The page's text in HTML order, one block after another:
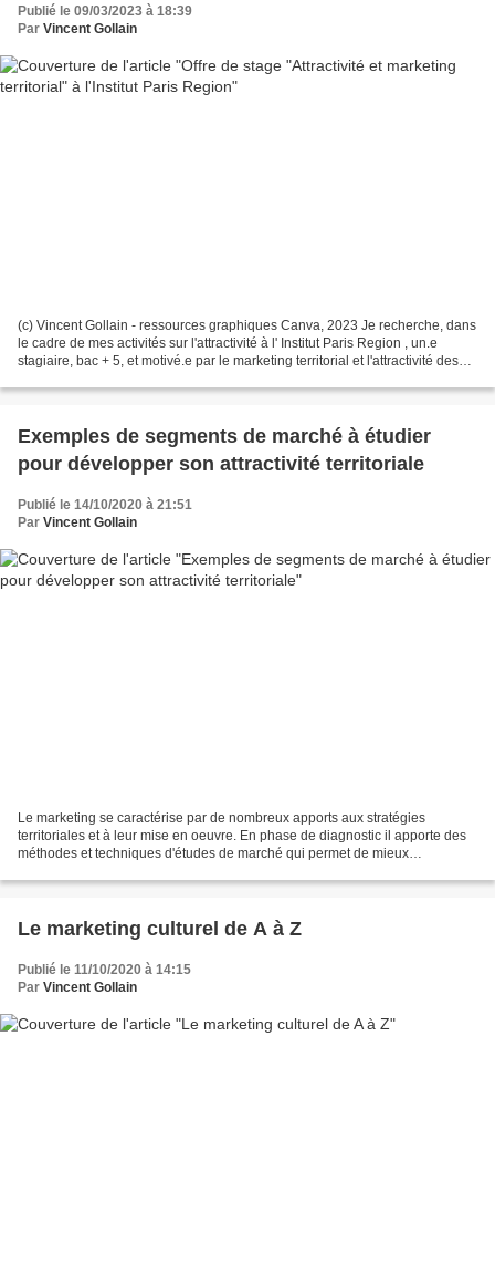
Publié le 09/03/2023 à 18:39
Par Vincent Gollain
(c) Vincent Gollain - ressources graphiques Canva, 2023 Je recherche, dans
le cadre de mes activités sur l'attractivité à l' Institut Paris Region , un.e
stagiaire, bac + 5, et motivé.e par le marketing territorial et l'attractivité des
Exemples de segments de marché à étudier
pour développer son attractivité territoriale
Publié le 14/10/2020 à 21:51
Par Vincent Gollain
Le marketing se caractérise par de nombreux apports aux stratégies
territoriales et à leur mise en oeuvre. En phase de diagnostic il apporte des
méthodes et techniques d'études de marché qui permet de mieux
Le marketing culturel de A à Z
Publié le 11/10/2020 à 14:15
Par Vincent Gollain